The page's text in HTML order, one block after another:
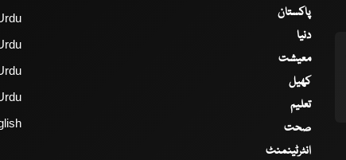
پاکستان
دنیا
معیشت
کھیل
تعلیم
صحت
انٹرٹینمنٹ